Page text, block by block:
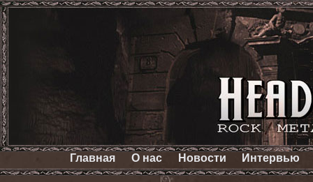
Главная О нас Новости Интервью